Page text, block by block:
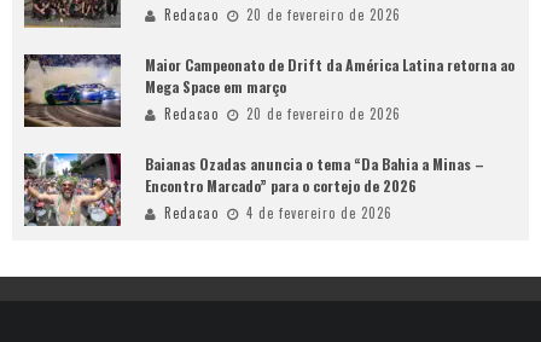
Redacao 20 de fevereiro de 2026
Maior Campeonato de Drift da América Latina retorna ao
Mega Space em março
Redacao 20 de fevereiro de 2026
Baianas Ozadas anuncia o tema “Da Bahia a Minas –
Encontro Marcado” para o cortejo de 2026
Redacao 4 de fevereiro de 2026